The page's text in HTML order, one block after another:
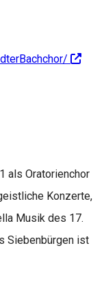
als Oratorienchor
Konzerte,
Musik des 17.
Siebenbürgen ist